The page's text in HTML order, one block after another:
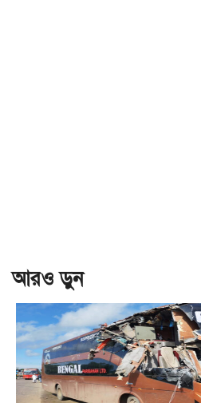
আরও ড়ুন